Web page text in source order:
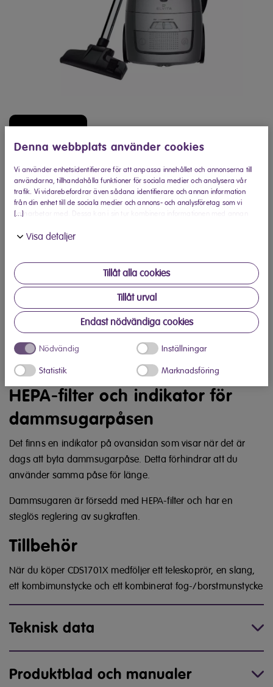
Denna webbplats använder cookies
[...]
Vi använder enhetsidentifierare för att anpassa innehållet och annonserna till
användarna, tillhandahålla funktioner för sociala medier och analysera vår
trafik. Vi vidarebefordrar även sådana identifierare och annan information
från din enhet till de sociala medier och annons- och analysföretag som vi
samarbetar med. Dessa kan i sin tur kombinera informationen med annan
använt deras tjänster.
Visa detaljer
Tillåt alla cookies
Tillåt urval
Endast nödvändiga cookies
Nödvändig Inställningar
Statistik Marknadsföring
Produktinformation
design med hög energieffektivitet.
Radie på 8 meter
Städradien är på hela 8 meter vilket innebär att du inte
behöver byta eluttag så ofta och får en mer bekväm
städupplevelse. Med dammsugarens flexibla teleskoprör kan
du enkelt justera höjden så den passar dig.
HEPA-filter och indikator för
dammsugarpåsen
Det finns en indikator på ovansidan som visar när det är
dags att byta dammsugarpåse. Detta förhindrar att du
använder samma påse för länge.
Dammsugaren är försedd med HEPA-filter och har en
steglös reglering av sugkraften.
Tillbehör
När du köper CDS1701X medföljer ett teleskoprör, en slang,
ett kombimunstycke och ett kombinerat fog-/borstmunstycke
Teknisk data
Produktblad och manualer